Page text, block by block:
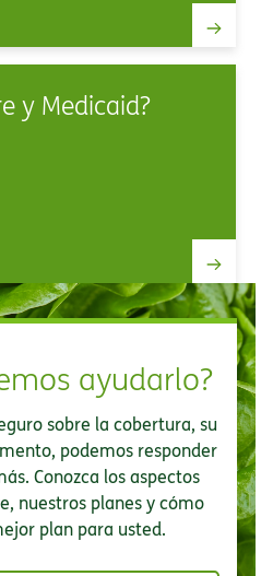
y Medicaid?​​
ayudarlo?​​
sobre la cobertura, su
podemos responder
Conozca los aspectos
nuestros planes y cómo
plan para usted.​​